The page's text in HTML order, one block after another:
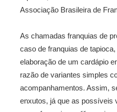
Associação Brasileira de
As chamadas franquias de
caso de franquias de
elaboração de um cardápio
razão de variantes simples
acompanhamentos. Assim,
enxutos, já que as possíveis